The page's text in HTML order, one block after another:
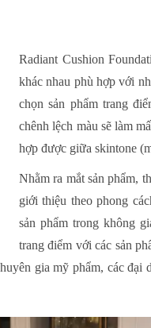
Radiant Cushion
khác nhau phù hợp với
chọn sản phẩm trang
chênh lệch màu sẽ làm
hợp được giữa skintone
Nhằm ra mắt sản phẩm,
giới thiệu theo phong
sản phẩm trong không
trang điểm với các sản
gia mỹ phẩm, các đại